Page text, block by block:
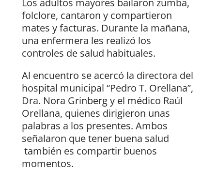
Los adultos mayores bailaron zumba,
folclore, cantaron y compartieron
mates y facturas. Durante la mañana,
una enfermera les realizó los
controles de salud habituales.
Al encuentro se acercó la directora del
hospital municipal “Pedro T. Orellana”,
Dra. Nora Grinberg y el médico Raúl
Orellana, quienes dirigieron unas
palabras a los presentes. Ambos
señalaron que tener buena salud
también es compartir buenos
momentos.